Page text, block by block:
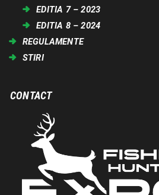
EDITIA 7 – 2023
EDITIA 8 – 2024
REGULAMENTE
STIRI
CONTACT